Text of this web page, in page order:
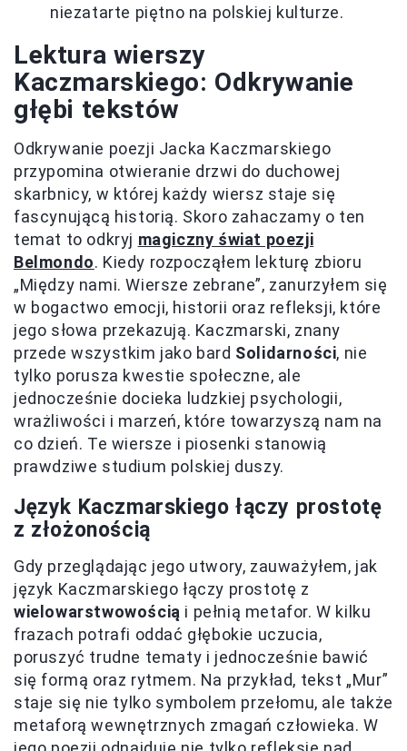
niezatarte piętno na polskiej kulturze.
Lektura wierszy
Kaczmarskiego: Odkrywanie
głębi tekstów
Odkrywanie poezji Jacka Kaczmarskiego
przypomina otwieranie drzwi do duchowej
skarbnicy, w której każdy wiersz staje się
fascynującą historią. Skoro zahaczamy o ten
temat to odkryj magiczny świat poezji
Belmondo. Kiedy rozpocząłem lekturę zbioru
„Między nami. Wiersze zebrane”, zanurzyłem się
w bogactwo emocji, historii oraz refleksji, które
jego słowa przekazują. Kaczmarski, znany
przede wszystkim jako bard Solidarności, nie
tylko porusza kwestie społeczne, ale
jednocześnie docieka ludzkiej psychologii,
wrażliwości i marzeń, które towarzyszą nam na
co dzień. Te wiersze i piosenki stanowią
prawdziwe studium polskiej duszy.
Język Kaczmarskiego łączy prostotę
z złożonością
Gdy przeglądając jego utwory, zauważyłem, jak
język Kaczmarskiego łączy prostotę z
wielowarstwowością i pełnią metafor. W kilku
frazach potrafi oddać głębokie uczucia,
poruszyć trudne tematy i jednocześnie bawić
się formą oraz rytmem. Na przykład, tekst „Mur”
staje się nie tylko symbolem przełomu, ale także
metaforą wewnętrznych zmagań człowieka. W